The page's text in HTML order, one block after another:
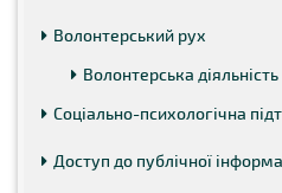
Волонтерський рух
Волонтерська діяльність
Соціально-психологічна
Доступ до публічної